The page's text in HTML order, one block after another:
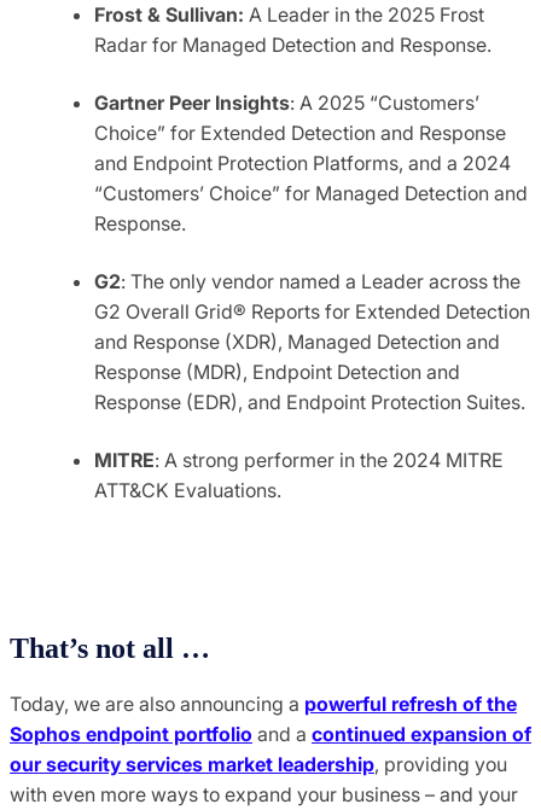
Frost & Sullivan: A Leader in the 2025 Frost
Radar for Managed Detection and Response.
Gartner Peer Insights: A 2025 “Customers’
Choice” for Extended Detection and Response
and Endpoint Protection Platforms, and a 2024
“Customers’ Choice” for Managed Detection and
Response.
G2: The only vendor named a Leader across the
G2 Overall Grid® Reports for Extended Detection
and Response (XDR), Managed Detection and
Response (MDR), Endpoint Detection and
Response (EDR), and Endpoint Protection Suites.
MITRE: A strong performer in the 2024 MITRE
ATT&CK Evaluations.
That’s not all …
Today, we are also announcing a powerful refresh of the
Sophos endpoint portfolio and a continued expansion of
our security services market leadership, providing you
with even more ways to expand your business – and your